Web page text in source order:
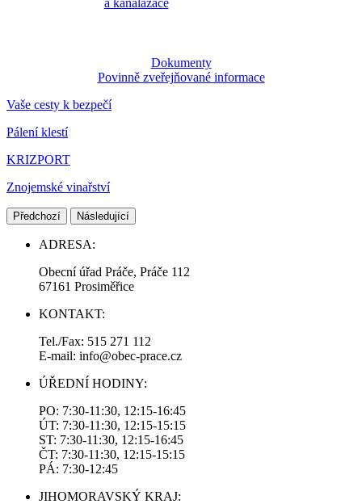
Dokumenty
Povinně zveřejňované informace
Vaše cesty k bezpečí
Pálení klestí
KRIZPORT
Znojemské vinařství
Předchozí Následující
ADRESA:
Obecní úřad Práče, Práče 112
67161 Prosiměřice
KONTAKT:
Tel./Fax: 515 271 112
E-mail: info@obec-prace.cz
ÚŘEDNÍ HODINY:
PO: 7:30-11:30, 12:15-16:45
ÚT: 7:30-11:30, 12:15-15:15
ST: 7:30-11:30, 12:15-16:45
ČT: 7:30-11:30, 12:15-15:15
PÁ: 7:30-12:45
JIHOMORAVSKÝ KRAJ: